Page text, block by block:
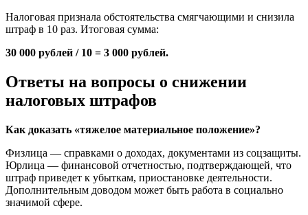
Налоговая признала обстоятельства смягчающими и снизила
штраф в 10 раз. Итоговая сумма:
30 000 рублей / 10 = 3 000 рублей.
Ответы на вопросы о снижении
налоговых штрафов
Как доказать «тяжелое материальное положение»?
Физлица — справками о доходах, документами из соцзащиты.
Юрлица — финансовой отчетностью, подтверждающей, что
штраф приведет к убыткам, приостановке деятельности.
Дополнительным доводом может быть работа в социально
значимой сфере.